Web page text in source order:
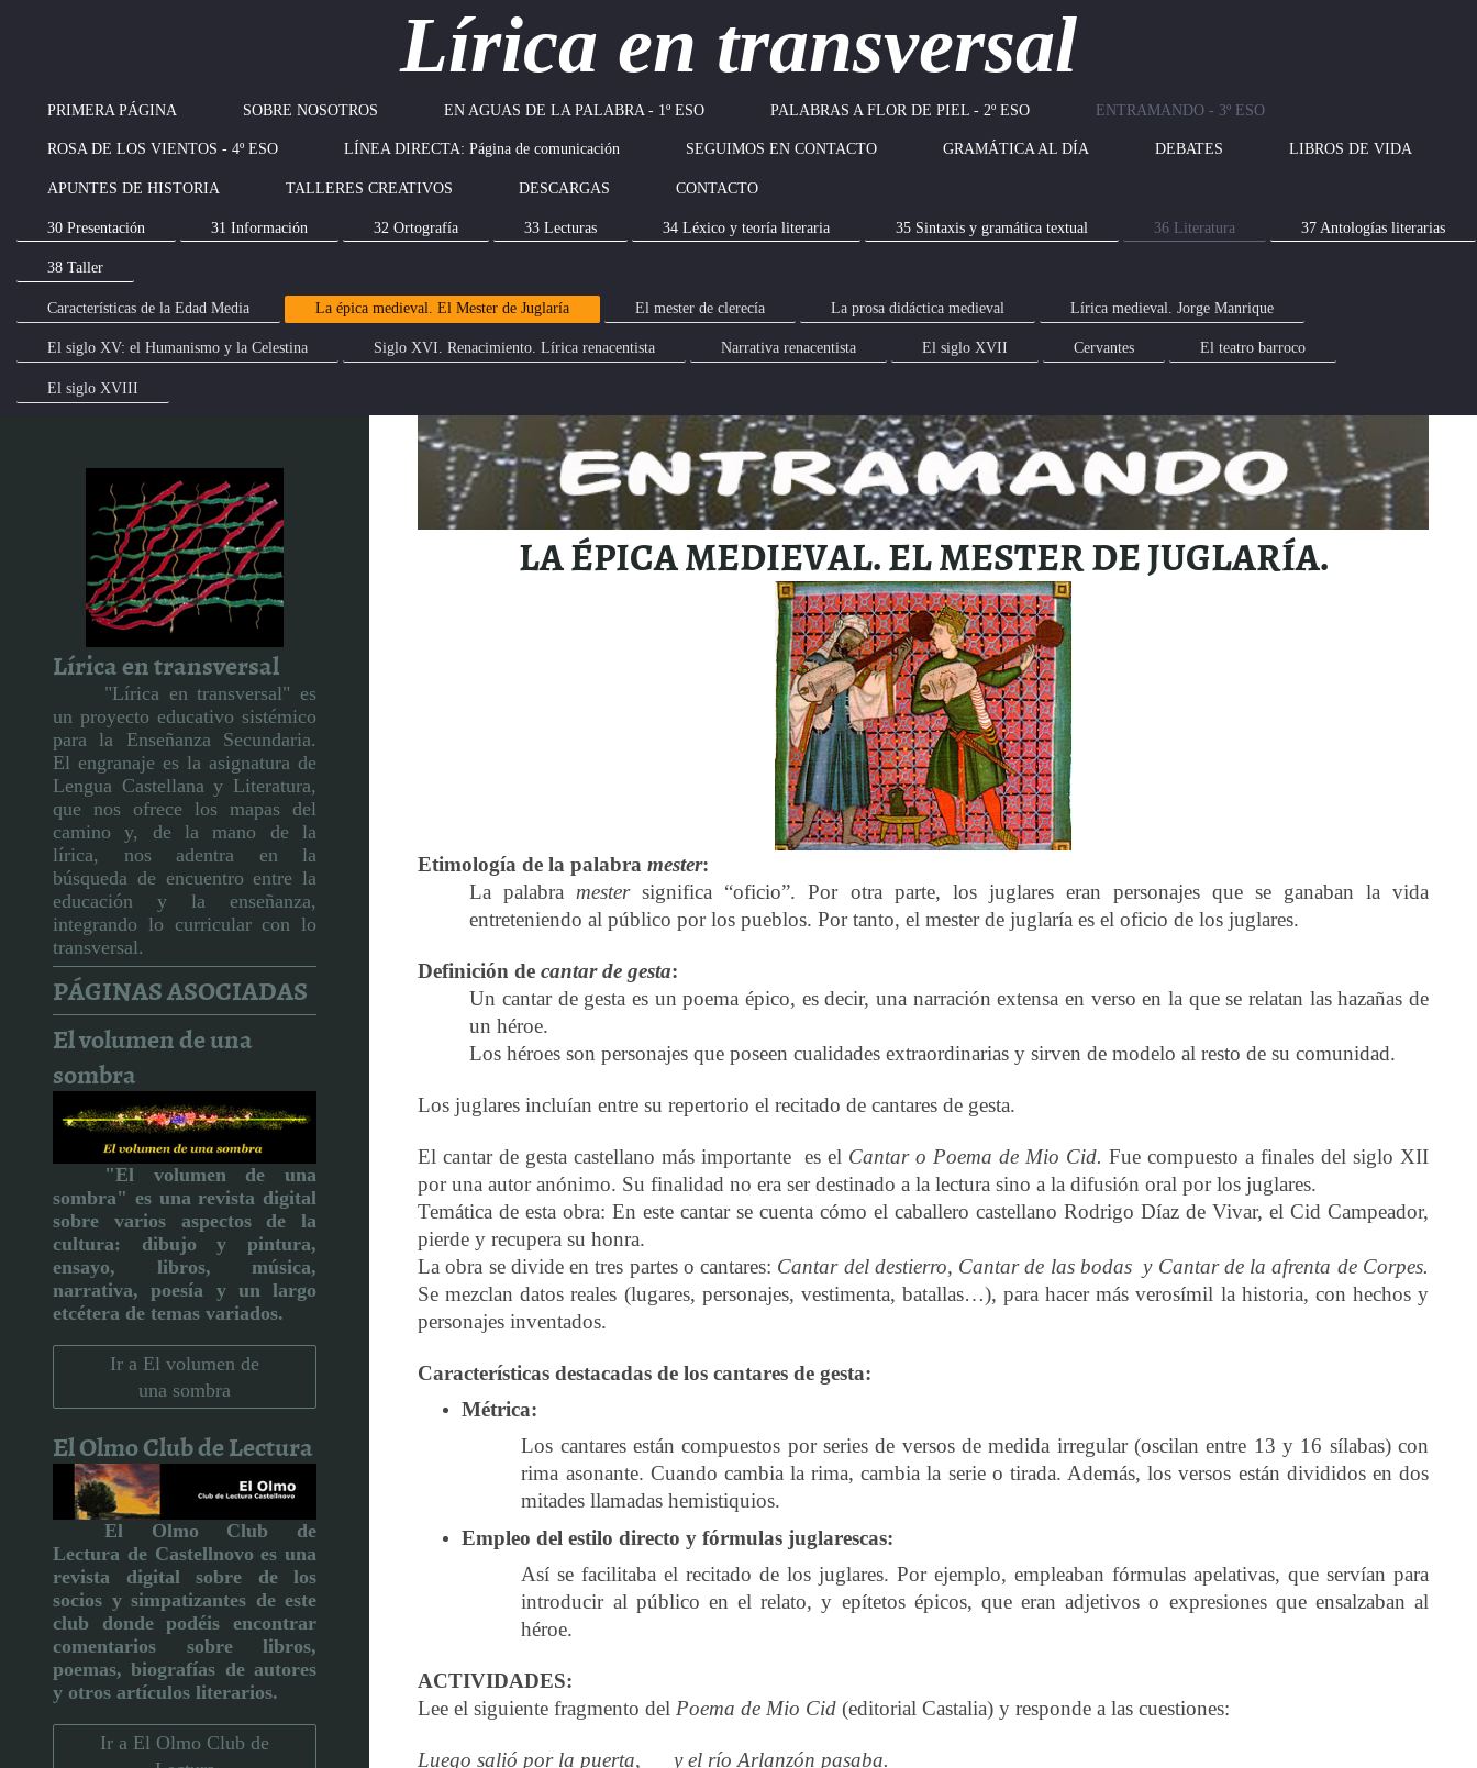
Lírica en transversal
PRIMERA PÁGINA SOBRE NOSOTROS EN AGUAS DE LA PALABRA - 1º ESO PALABRAS A FLOR DE PIEL - 2º ESO ENTRAMANDO - 3º ESO
ROSA DE LOS VIENTOS - 4º ESO LÍNEA DIRECTA: Página de comunicación SEGUIMOS EN CONTACTO GRAMÁTICA AL DÍA DEBATES LIBROS DE VIDA
APUNTES DE HISTORIA TALLERES CREATIVOS DESCARGAS CONTACTO
30 Presentación 31 Información 32 Ortografía 33 Lecturas 34 Léxico y teoría literaria 35 Sintaxis y gramática textual 36 Literatura 37 Antologías literarias
38 Taller
Características de la Edad Media La épica medieval. El Mester de Juglaría El mester de clerecía La prosa didáctica medieval Lírica medieval. Jorge Manrique
El siglo XV: el Humanismo y la Celestina Siglo XVI. Renacimiento. Lírica renacentista Narrativa renacentista El siglo XVII Cervantes El teatro barroco
El siglo XVIII
LA ÉPICA MEDIEVAL. EL MESTER DE JUGLARÍA.
Etimología de la palabra mester:
La palabra mestersignifica “oficio”. Por otra parte, los juglares eran personajes que se ganaban la vida
entreteniendo al público por los pueblos. Por tanto, el mester de juglaría es el oficio de los juglares.
Definición de cantar de gesta:
Un cantar de gesta es un poema épico, es decir, una narración extensa en verso en la que se relatan las hazañas de
un héroe.
Los héroes son personajes que poseen cualidades extraordinarias y sirven de modelo al resto de su comunidad.
Los juglares incluían entre su repertorio el recitado de cantares de gesta.
El cantar de gesta castellano más importante es el Cantar o Poema de Mio Cid. Fue compuesto a finales del siglo XII
por una autor anónimo. Su finalidad no era ser destinado a la lectura sino a la difusión oral por los juglares.
Temática de esta obra: En este cantar se cuenta cómo el caballero castellano Rodrigo Díaz de Vivar, el Cid Campeador,
pierde y recupera su honra.
La obra se divide en tres partes o cantares: Cantar del destierro, Cantar de las bodas y Cantar de la afrenta de Corpes.
Se mezclan datos reales (lugares, personajes, vestimenta, batallas…), para hacer más verosímil la historia, con hechos y
personajes inventados.
Características destacadas de los cantares de gesta:
Métrica:
Los cantares están compuestos por series de versos de medida irregular (oscilan entre 13 y 16 sílabas) con
rima asonante. Cuando cambia la rima, cambia la serie o tirada. Además, los versos están divididos en dos
mitades llamadas hemistiquios.
Empleo del estilo directo y fórmulas juglarescas:
Así se facilitaba el recitado de los juglares. Por ejemplo, empleaban fórmulas apelativas, que servían para
introducir al público en el relato, y epítetos épicos, que eran adjetivos o expresiones que ensalzaban al
héroe.
ACTIVIDADES:
Lee el siguiente fragmento del Poema de Mio Cid (editorial Castalia) y responde a las cuestiones:
Luego salió por la puerta, y el río Arlanzón pasaba.
Lírica en transversal
"Lírica en transversal" es
un proyecto educativo sistémico
para la Enseñanza Secundaria.
El engranaje es la asignatura de
Lengua Castellana y Literatura,
que nos ofrece los mapas del
camino y, de la mano de la
lírica, nos adentra en la
búsqueda de encuentro entre la
educación y la enseñanza,
integrando lo curricular con lo
transversal.
PÁGINAS ASOCIADAS
El volumen de una
sombra
"El volumen de una
sombra" es una revista digital
sobre varios aspectos de la
cultura:
dibujo y pintura,
ensayo, libros, música,
narrativa, poesía y un largo
etcétera de temas variados.
Ir a El volumen de
una sombra
El Olmo Club de Lectura
El Olmo Club de
Lectura de Castellnovo es una
revista digital sobre de los
socios y simpatizantes de este
club donde podéis encontrar
comentarios sobre libros,
poemas, biografías de autores
y otros artículos literarios.
Ir a El Olmo Club de